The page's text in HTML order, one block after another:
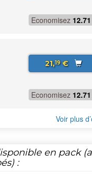
Economisez 12.71
21,19€
Economisez 12.71
Voir plus
en pack
: